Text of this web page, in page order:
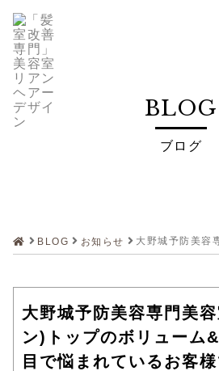
BLOG
ブログ
BLOG お知らせ
大野城予防美容専門美
ン)トップのボリューム
目で悩まれているお客